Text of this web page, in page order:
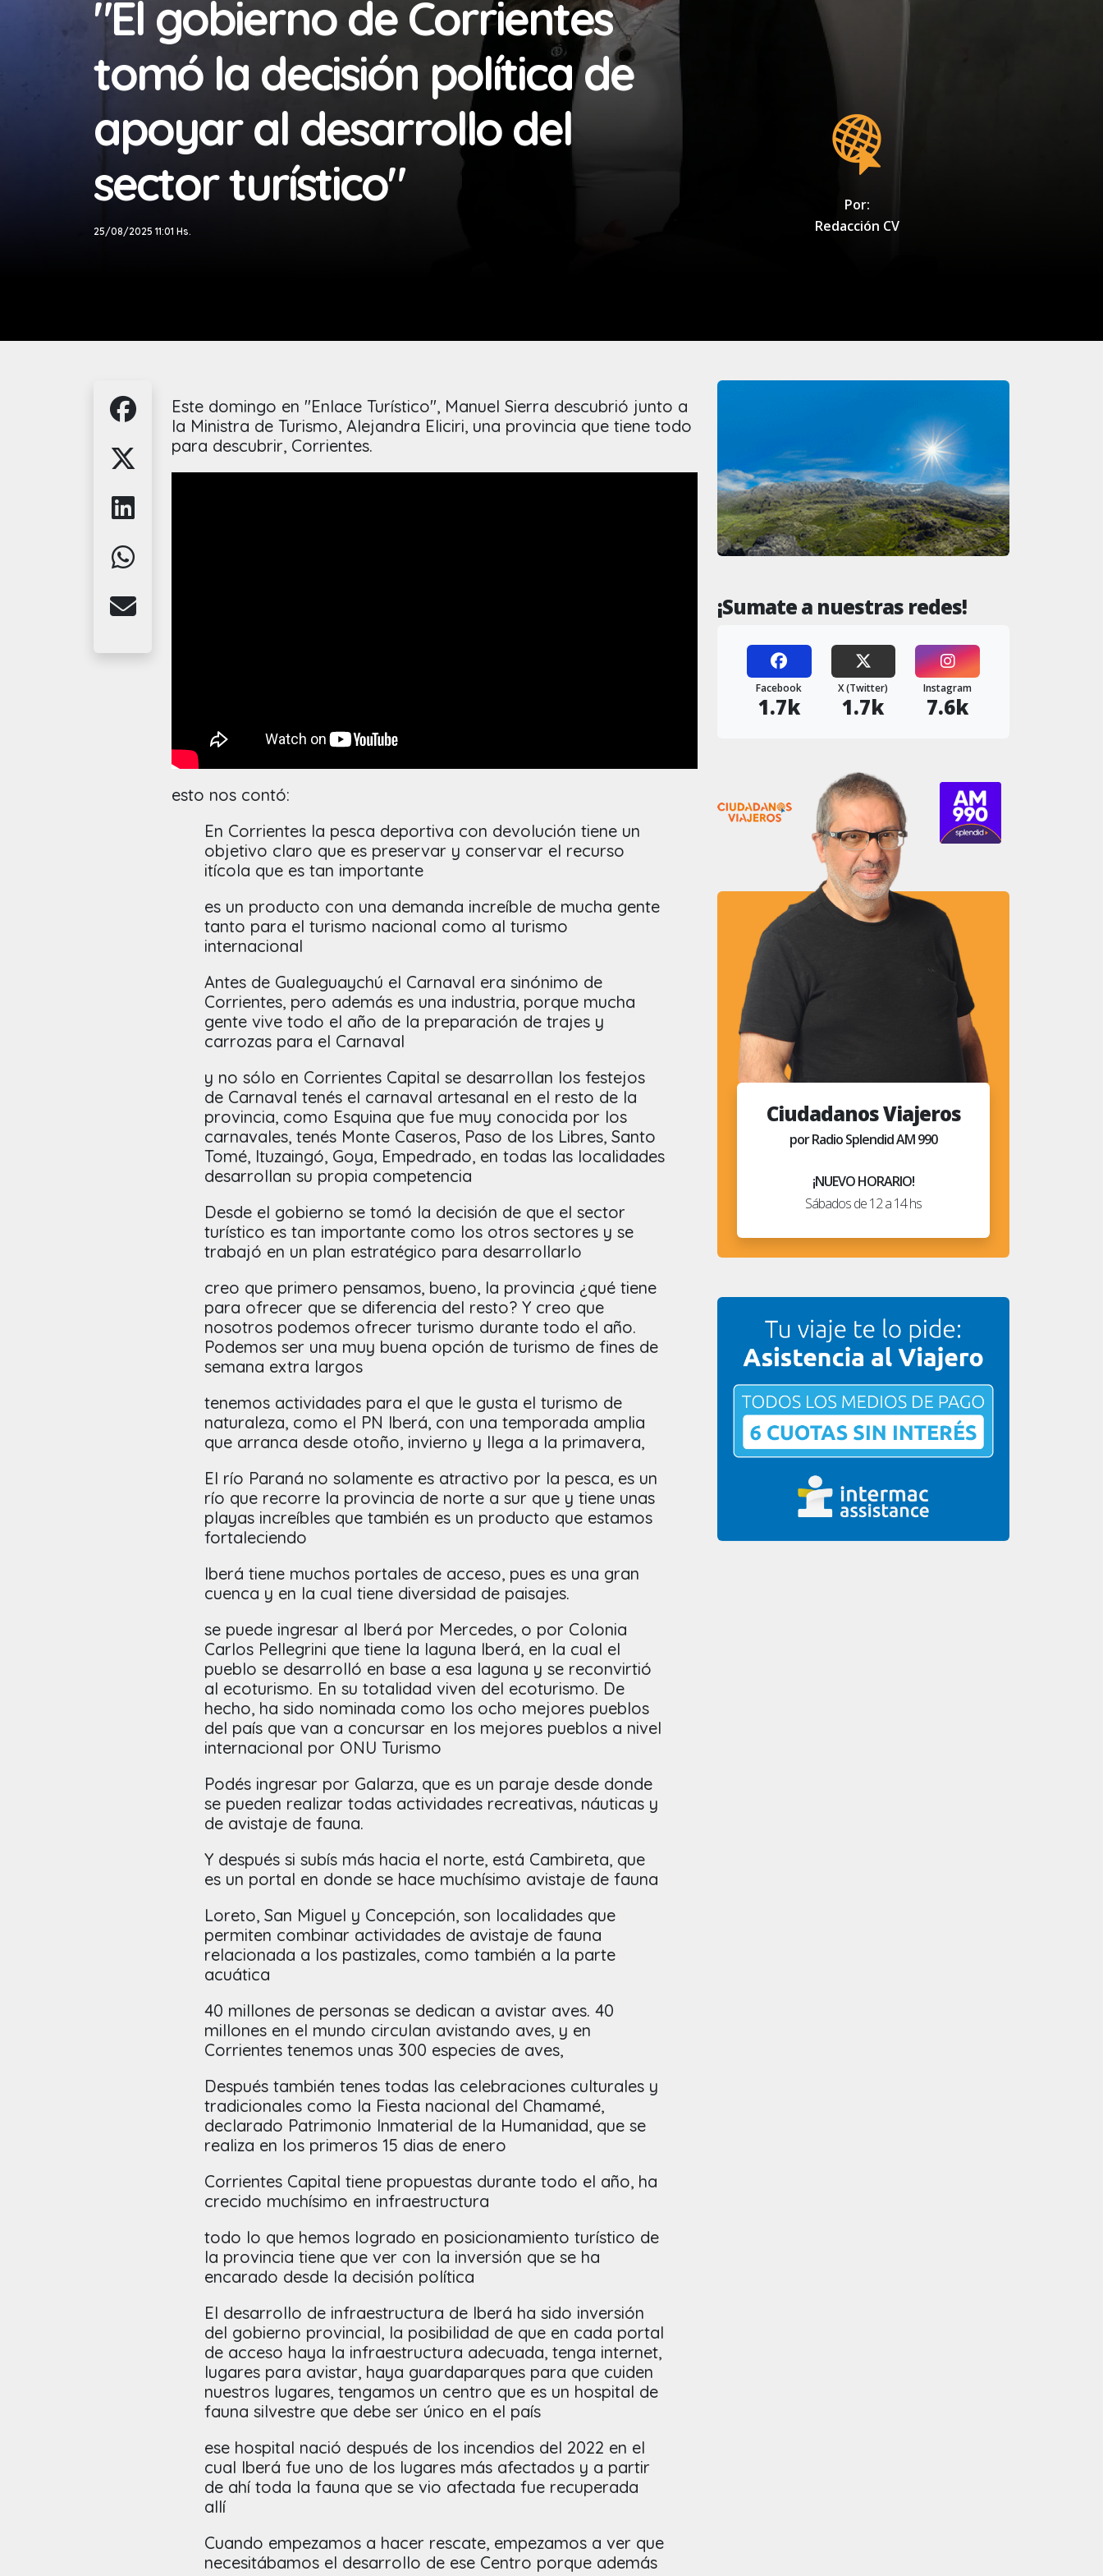
"El gobierno de Corrientes
tomó la decisión política de
apoyar al desarrollo del
sector turístico"
25/08/2025 11:01 Hs.
Por:
Redacción CV
Este domingo en "Enlace Turístico", Manuel Sierra descubrió junto a
la Ministra de Turismo, Alejandra Eliciri, una provincia que tiene todo
para descubrir, Corrientes.
esto nos contó:
En Corrientes la pesca deportiva con devolución tiene un
objetivo claro que es preservar y conservar el recurso
itícola que es tan importante
es un producto con una demanda increíble de mucha gente
tanto para el turismo nacional como al turismo
internacional
Antes de Gualeguaychú el Carnaval era sinónimo de
Corrientes, pero además es una industria, porque mucha
gente vive todo el año de la preparación de trajes y
carrozas para el Carnaval
y no sólo en Corrientes Capital se desarrollan los festejos
de Carnaval tenés el carnaval artesanal en el resto de la
provincia, como Esquina que fue muy conocida por los
carnavales, tenés Monte Caseros, Paso de los Libres, Santo
Tomé, Ituzaingó, Goya, Empedrado, en todas las localidades
desarrollan su propia competencia
Desde el gobierno se tomó la decisión de que el sector
turístico es tan importante como los otros sectores y se
trabajó en un plan estratégico para desarrollarlo
creo que primero pensamos, bueno, la provincia ¿qué tiene
para ofrecer que se diferencia del resto? Y creo que
nosotros podemos ofrecer turismo durante todo el año.
Podemos ser una muy buena opción de turismo de fines de
semana extra largos
tenemos actividades para el que le gusta el turismo de
naturaleza, como el PN Iberá, con una temporada amplia
que arranca desde otoño, invierno y llega a la primavera,
El río Paraná no solamente es atractivo por la pesca, es un
río que recorre la provincia de norte a sur que y tiene unas
playas increíbles que también es un producto que estamos
fortaleciendo
Iberá tiene muchos portales de acceso, pues es una gran
cuenca y en la cual tiene diversidad de paisajes.
se puede ingresar al Iberá por Mercedes, o por Colonia
Carlos Pellegrini que tiene la laguna Iberá, en la cual el
pueblo se desarrolló en base a esa laguna y se reconvirtió
al ecoturismo. En su totalidad viven del ecoturismo. De
hecho, ha sido nominada como los ocho mejores pueblos
del país que van a concursar en los mejores pueblos a nivel
internacional por ONU Turismo
Podés ingresar por Galarza, que es un paraje desde donde
se pueden realizar todas actividades recreativas, náuticas y
de avistaje de fauna.
Y después si subís más hacia el norte, está Cambireta, que
es un portal en donde se hace muchísimo avistaje de fauna
Loreto, San Miguel y Concepción, son localidades que
permiten combinar actividades de avistaje de fauna
relacionada a los pastizales, como también a la parte
acuática
40 millones de personas se dedican a avistar aves. 40
millones en el mundo circulan avistando aves, y en
Corrientes tenemos unas 300 especies de aves,
Después también tenes todas las celebraciones culturales y
tradicionales como la Fiesta nacional del Chamamé,
declarado Patrimonio Inmaterial de la Humanidad, que se
realiza en los primeros 15 dias de enero
Corrientes Capital tiene propuestas durante todo el año, ha
crecido muchísimo en infraestructura
todo lo que hemos logrado en posicionamiento turístico de
la provincia tiene que ver con la inversión que se ha
encarado desde la decisión política
El desarrollo de infraestructura de Iberá ha sido inversión
del gobierno provincial, la posibilidad de que en cada portal
de acceso haya la infraestructura adecuada, tenga internet,
lugares para avistar, haya guardaparques para que cuiden
nuestros lugares, tengamos un centro que es un hospital de
fauna silvestre que debe ser único en el país
ese hospital nació después de los incendios del 2022 en el
cual Iberá fue uno de los lugares más afectados y a partir
de ahí toda la fauna que se vio afectada fue recuperada
allí
Cuando empezamos a hacer rescate, empezamos a ver que
necesitábamos el desarrollo de ese Centro porque además
¡Sumate a nuestras redes!
Facebook
1.7k
X (Twitter)
1.7k
Instagram
7.6k
Ciudadanos Viajeros
por Radio Splendid AM 990
¡NUEVO HORARIO!
Sábados de 12 a 14 hs